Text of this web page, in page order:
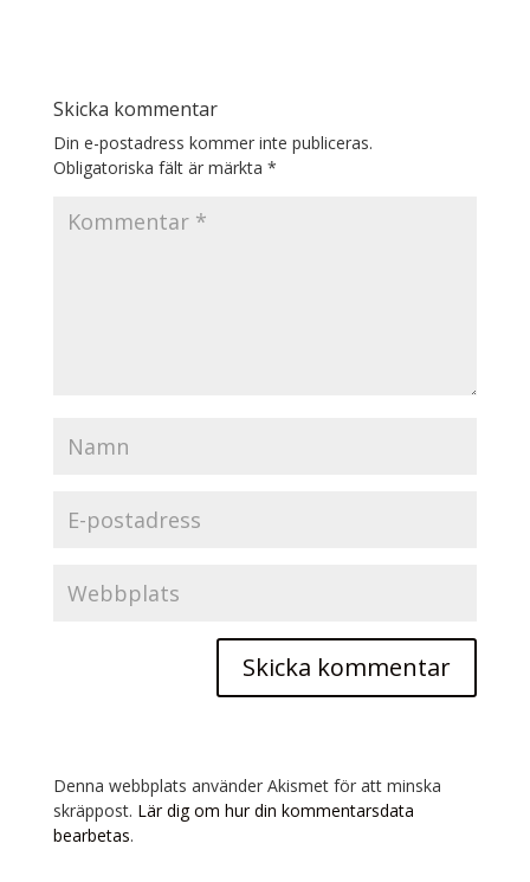
Skicka kommentar
Din e-postadress kommer inte publiceras.
Obligatoriska fält är märkta *
Denna webbplats använder Akismet för att minska
skräppost. Lär dig om hur din kommentarsdata
bearbetas.